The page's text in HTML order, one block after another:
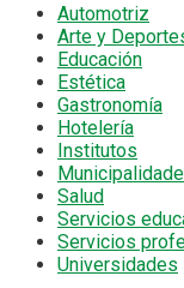
Automotriz
Arte y
Educación
Estética
Gastronomía
Hotelería
Institutos
Salud
Servicios
Servicios
Universidades